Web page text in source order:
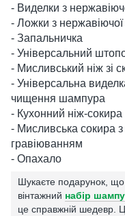
- Виделки з
- Ложки з нержавіючої
- Запальничка
- Універсальний
- Мисливський ніж зі
- Універсальна
чищення шампура
- Кухонний ніж-сокира
- Мисливська сокира з
гравіюванням
- Опахало
Шукаєте подарунок,
вінтажний набір
це справжній шедевр.